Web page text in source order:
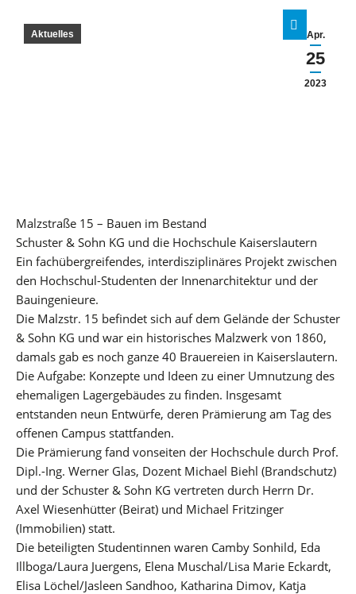
Apr.
25
2023
Aktuelles
Malzstraße 15 – Bauen im Bestand
Schuster & Sohn KG und die Hochschule Kaiserslautern
Ein fachübergreifendes, interdisziplinäres Projekt zwischen
den Hochschul-Studenten der Innenarchitektur und der
Bauingenieure.
Die Malzstr. 15 befindet sich auf dem Gelände der Schuster
& Sohn KG und war ein historisches Malzwerk von 1860,
damals gab es noch ganze 40 Brauereien in Kaiserslautern.
Die Aufgabe: Konzepte und Ideen zu einer Umnutzung des
ehemaligen Lagergebäudes zu finden. Insgesamt
entstanden neun Entwürfe, deren Prämierung am Tag des
offenen Campus stattfanden.
Die Prämierung fand vonseiten der Hochschule durch Prof.
Dipl.-Ing. Werner Glas, Dozent Michael Biehl (Brandschutz)
und der Schuster & Sohn KG vertreten durch Herrn Dr.
Axel Wiesenhütter (Beirat) und Michael Fritzinger
(Immobilien) statt.
Die beteiligten Studentinnen waren Camby Sonhild, Eda
Illboga/Laura Juergens, Elena Muschal/Lisa Marie Eckardt,
Elisa Löchel/Jasleen Sandhoo, Katharina Dimov, Katja